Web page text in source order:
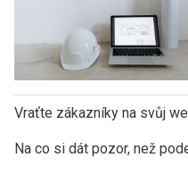
Vraťte zákazníky na svůj
Na co si dát pozor, než